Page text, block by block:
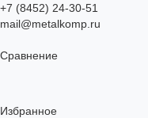
+7 (8452) 24-30-51
mail@metalkomp.ru
Сравнение
Избранное